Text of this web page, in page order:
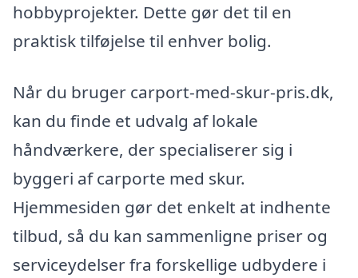
hobbyprojekter. Dette gør det til en
praktisk tilføjelse til enhver bolig.
Når du bruger carport-med-skur-pris.dk,
kan du finde et udvalg af lokale
håndværkere, der specialiserer sig i
byggeri af carporte med skur.
Hjemmesiden gør det enkelt at indhente
tilbud, så du kan sammenligne priser og
serviceydelser fra forskellige udbydere i